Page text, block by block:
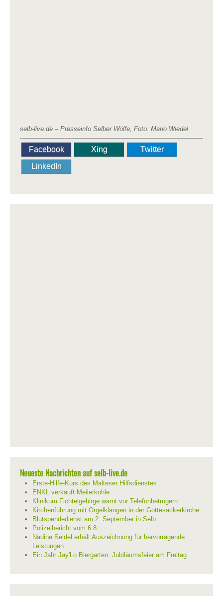
selb-live.de – Presseinfo Selber Wölfe, Foto: Mario Wiedel
Facebook Xing
Twitter
LinkedIn
Neueste Nachrichten auf selb-live.de
Erste-Hilfe-Kurs des Malteser Hilfsdienstes
ENKL verkauft Meilerkohle
Klinikum Fichtelgebirge warnt vor Telefonbetrügern
Kirchenführung mit Orgelklängen in der Gottesackerkirche
Blutspendedienst am 2. September in Selb
Polizeibericht vom 6.8.
Nadine Seidel erhält Auszeichnung für hervorragende
Leistungen
Ein Jahr Jay'Lo Biergarten: Jubiläumsfeier am Freitag